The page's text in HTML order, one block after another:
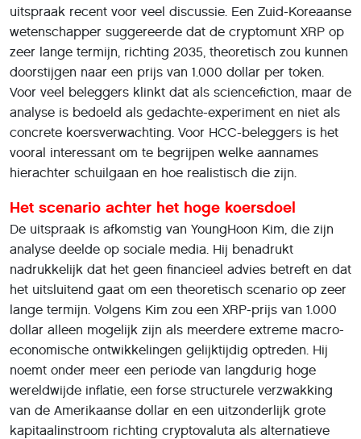
uitspraak recent voor veel discussie. Een Zuid-Koreaanse
wetenschapper suggereerde dat de cryptomunt XRP op
zeer lange termijn, richting 2035, theoretisch zou kunnen
doorstijgen naar een prijs van 1.000 dollar per token.
Voor veel beleggers klinkt dat als sciencefiction, maar de
analyse is bedoeld als gedachte-experiment en niet als
concrete koersverwachting. Voor HCC-beleggers is het
vooral interessant om te begrijpen welke aannames
hierachter schuilgaan en hoe realistisch die zijn.
Het scenario achter het hoge koersdoel
De uitspraak is afkomstig van YoungHoon Kim, die zijn
analyse deelde op sociale media. Hij benadrukt
nadrukkelijk dat het geen financieel advies betreft en dat
het uitsluitend gaat om een theoretisch scenario op zeer
lange termijn. Volgens Kim zou een XRP-prijs van 1.000
dollar alleen mogelijk zijn als meerdere extreme macro-
economische ontwikkelingen gelijktijdig optreden. Hij
noemt onder meer een periode van langdurig hoge
wereldwijde inflatie, een forse structurele verzwakking
van de Amerikaanse dollar en een uitzonderlijk grote
kapitaalinstroom richting cryptovaluta als alternatieve